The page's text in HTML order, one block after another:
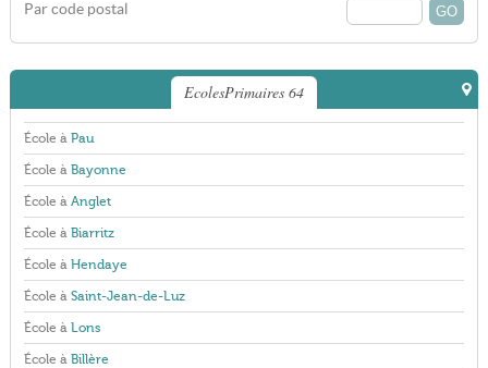
Par code postal
EcolesPrimaires 64
École à Pau
École à Bayonne
École à Anglet
École à Biarritz
École à Hendaye
École à Saint-Jean-de-Luz
École à Lons
École à Billère